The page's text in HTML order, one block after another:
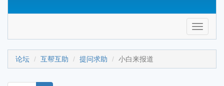
Toggle
论坛 互帮互助 提问求助 小白来报道